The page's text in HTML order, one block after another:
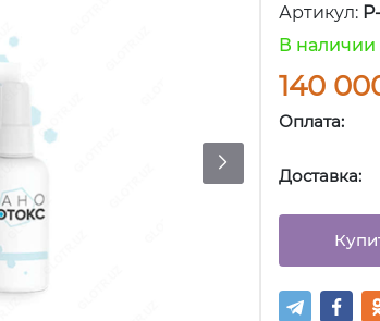
Артикул:
В наличии
140
Оплата:
Доставка: